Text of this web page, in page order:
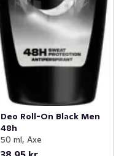
Deo Roll-On Black Men
48h
50 ml, Axe